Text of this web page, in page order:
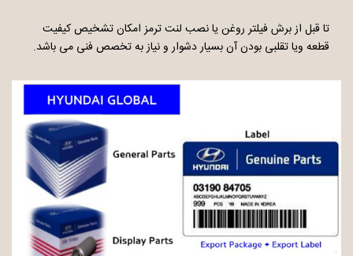
تا قبل از برش فیلتر روغن یا نصب لنت ترمز امکان تشخیص کیفیت
قطعه ویا تقلبی بودن آن بسیار دشوار و نیاز به تخصص فنی می باشد.